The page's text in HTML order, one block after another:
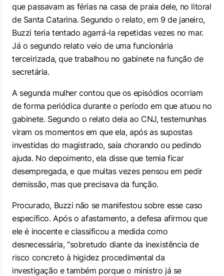
que passavam as férias na casa de praia dele, no litoral
de Santa Catarina. Segundo o relato, em 9 de janeiro,
Buzzi teria tentado agarrá-la repetidas vezes no mar.
Já o segundo relato veio de uma funcionária
terceirizada, que trabalhou no gabinete na função de
secretária.
A segunda mulher contou que os episódios ocorriam
de forma periódica durante o período em que atuou no
gabinete. Segundo o relato dela ao CNJ, testemunhas
viram os momentos em que ela, após as supostas
investidas do magistrado, saía chorando ou pedindo
ajuda. No depoimento, ela disse que temia ficar
desempregada, e que muitas vezes pensou em pedir
demissão, mas que precisava da função.
Procurado, Buzzi não se manifestou sobre esse caso
específico. Após o afastamento, a defesa afirmou que
ele é inocente e classificou a medida como
desnecessária, “sobretudo diante da inexistência de
risco concreto à higidez procedimental da
investigação e também porque o ministro já se